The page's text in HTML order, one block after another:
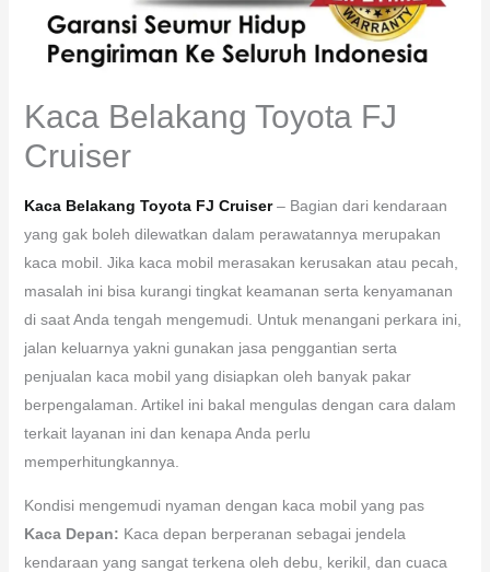
Kaca Belakang Toyota FJ
Cruiser
Kaca Belakang Toyota FJ Cruiser – Bagian dari kendaraan
yang gak boleh dilewatkan dalam perawatannya merupakan
kaca mobil. Jika kaca mobil merasakan kerusakan atau pecah,
masalah ini bisa kurangi tingkat keamanan serta kenyamanan
di saat Anda tengah mengemudi. Untuk menangani perkara ini,
jalan keluarnya yakni gunakan jasa penggantian serta
penjualan kaca mobil yang disiapkan oleh banyak pakar
berpengalaman. Artikel ini bakal mengulas dengan cara dalam
terkait layanan ini dan kenapa Anda perlu
memperhitungkannya.
Kondisi mengemudi nyaman dengan kaca mobil yang pas
Kaca Depan: Kaca depan berperanan sebagai jendela
kendaraan yang sangat terkena oleh debu, kerikil, dan cuaca